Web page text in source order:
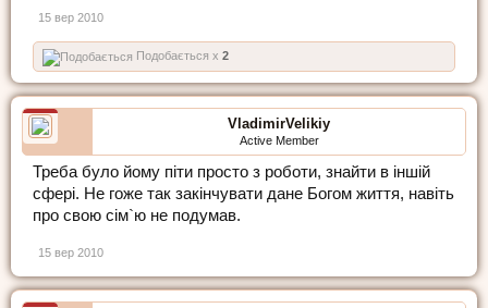
15 вер 2010
Подобається x 2
VladimirVelikiy
Active Member
Треба було йому піти просто з роботи, знайти в іншій
сфері. Не гоже так закінчувати дане Богом життя, навіть
про свою сім`ю не подумав.
15 вер 2010